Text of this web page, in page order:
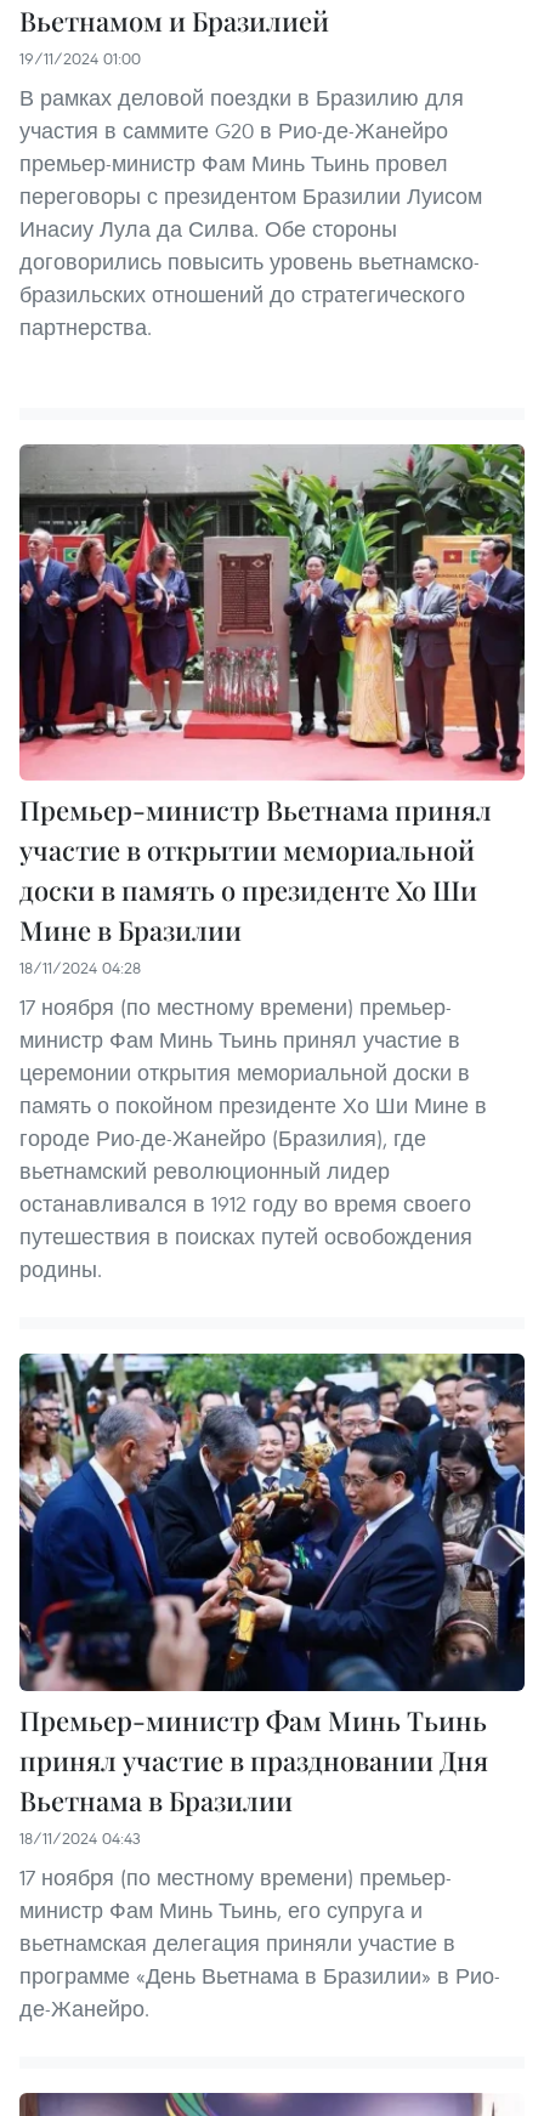
Вьетнамом и Бразилией
19/11/2024 01:00
В рамках деловой поездки в Бразилию для
участия в саммите G20 в Рио-де-Жанейро
премьер-министр Фам Минь Тьинь провел
переговоры с президентом Бразилии Луисом
Инасиу Лула да Силва. Обе стороны
договорились повысить уровень вьетнамско-
бразильских отношений до стратегического
партнерства.
Премьер-министр Вьетнама принял
участие в открытии мемориальной
доски в память о президенте Хо Ши
Мине в Бразилии
18/11/2024 04:28
17 ноября (по местному времени) премьер-
министр Фам Минь Тьинь принял участие в
церемонии открытия мемориальной доски в
память о покойном президенте Хо Ши Мине в
городе Рио-де-Жанейро (Бразилия), где
вьетнамский революционный лидер
останавливался в 1912 году во время своего
путешествия в поисках путей освобождения
родины.
Премьер-министр Фам Минь Тьинь
принял участие в праздновании Дня
Вьетнама в Бразилии
18/11/2024 04:43
17 ноября (по местному времени) премьер-
министр Фам Минь Тьинь, его супруга и
вьетнамская делегация приняли участие в
программе «День Вьетнама в Бразилии» в Рио-
де-Жанейро.